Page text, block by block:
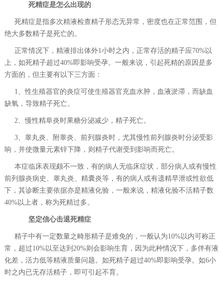
死精症是怎么出现的
死精症是指多次精液检查精子形态无异常，密度也在正常范围，但
绝大多数精子是死亡的。
正常情况下，精液排出体外1小时之内，正常存活的精子应70%以
上，如死精子超过40%即影响受孕。一般来说，引起死精的原因是多
方面的，但主要有以下三方面：
1、性生殖器官的炎症可使生殖器官充血水肿，血液淤滞，而缺血
缺氧，导致精子死亡。
2、慢性精阜炎时果糖分泌减少，精子死亡。
3、睾丸炎、附睾炎、前列腺炎时，尤其慢性前列腺炎时分泌受影
响，并使微量元素锌下降，则精子代谢受到影响而死亡。
本症临床表现颇不一致，有的病人无临床症状，部分病人或有慢性
前列腺炎病史、睾丸炎、精囊炎等，有的病人或有遗精早泄或性欲低
下，其诊断主要依据亦是精液化验，一般来说，精液化验不活精子数
40%以上者，称为死精过多。
坚定信心击退死精症
精子中有一定数量之畸形精子是难免的，一般认为10%以内可称正
常，超过10%以至达到20%则会影响生育，因为此种情况下，多伴有液
化差，活力低等精液质量问题。如死精子超过40%即影响受孕。如6小
时之内已无存活精子，即可引起不育。